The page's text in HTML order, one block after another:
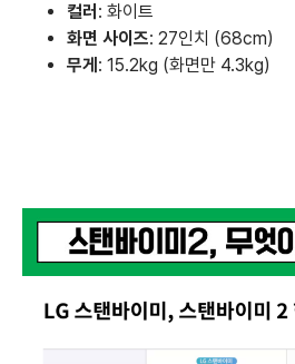
컬러 : 화이트
화면 사이즈: 27인치 (68cm)
무게 : 15.2kg (화면만 4.3kg)